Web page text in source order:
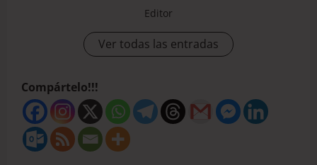
Editor
Ver todas las entradas
Compártelo!!!